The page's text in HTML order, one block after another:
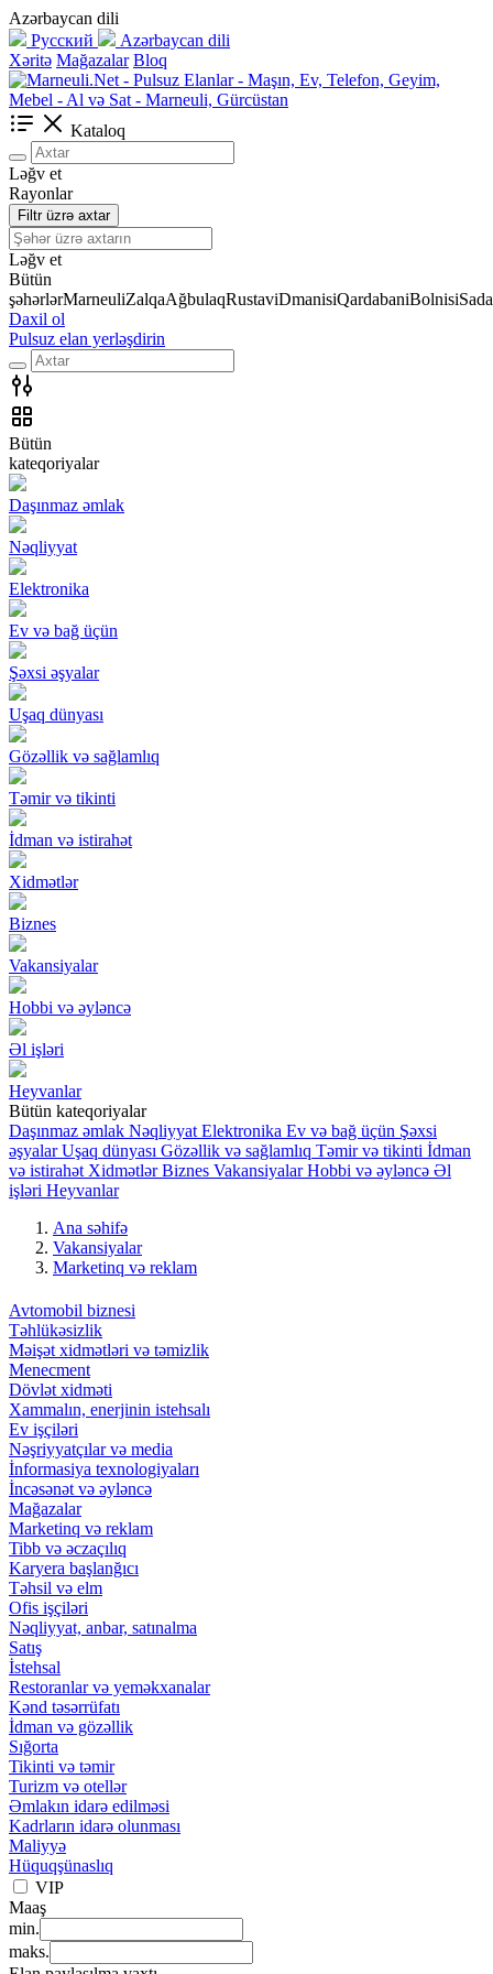
Azərbaycan dili
Русский
Azərbaycan dili
Xəritə Mağazalar Bloq
Kataloq
Ləğv et
Rayonlar
Filtr üzrə axtar
Ləğv et
Bütün
şəhərlərMarneuliZalqaAğbulaqRustaviDmanisiQardabaniBolnisi
Daxil ol
Pulsuz elan yerləşdirin
Bütün
kateqoriyalar
Daşınmaz əmlak
Nəqliyyat
Elektronika
Ev və bağ üçün
Şəxsi əşyalar
Uşaq dünyası
Gözəllik və sağlamlıq
Təmir və tikinti
İdman və istirahət
Xidmətlər
Biznes
Vakansiyalar
Hobbi və əyləncə
Əl işləri
Heyvanlar
Bütün kateqoriyalar
Daşınmaz əmlak Nəqliyyat Elektronika Ev və bağ üçün Şəxsi
əşyalar Uşaq dünyası Gözəllik və sağlamlıq Təmir və tikinti İdman
və istirahət Xidmətlər Biznes Vakansiyalar Hobbi və əyləncə Əl
işləri Heyvanlar
Ana səhifə
Vakansiyalar
Marketinq və reklam
Avtomobil biznesi
Təhlükəsizlik
Məişət xidmətləri və təmizlik
Menecment
Dövlət xidməti
Xammalın, enerjinin istehsalı
Ev işçiləri
Nəşriyyatçılar və media
İnformasiya texnologiyaları
İncəsənət və əyləncə
Mağazalar
Marketinq və reklam
Tibb və əczaçılıq
Karyera başlanğıcı
Təhsil və elm
Ofis işçiləri
Nəqliyyat, anbar, satınalma
Satış
İstehsal
Restoranlar və yeməkxanalar
Kənd təsərrüfatı
İdman və gözəllik
Sığorta
Tikinti və təmir
Turizm və otellər
Əmlakın idarə edilməsi
Kadrların idarə olunması
Maliyyə
Hüquqşünaslıq
VIP
Maaş
min.
maks.